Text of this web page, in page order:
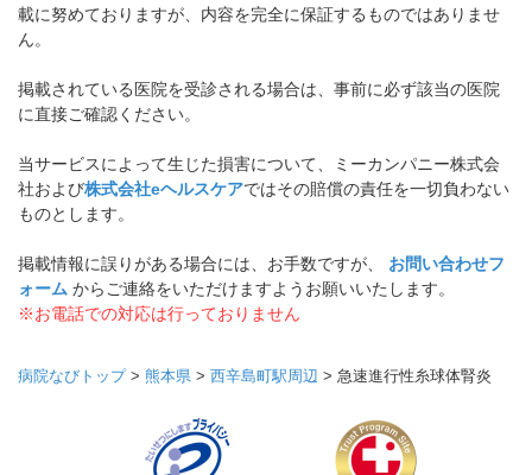
載に努めておりますが、内容を完全に保証するものではありませ
ん。
掲載されている医院を受診される場合は、事前に必ず該当の医院
に直接ご確認ください。
当サービスによって生じた損害について、ミーカンパニー株式会
社および株式会社eヘルスケアではその賠償の責任を一切負わない
ものとします。
掲載情報に誤りがある場合には、お手数ですが、 お問い合わせフ
ォーム からご連絡をいただけますようお願いいたします。
※お電話での対応は行っておりません
病院なびトップ> 熊本県 > 西辛島町駅周辺 > 急速進行性糸球体腎炎